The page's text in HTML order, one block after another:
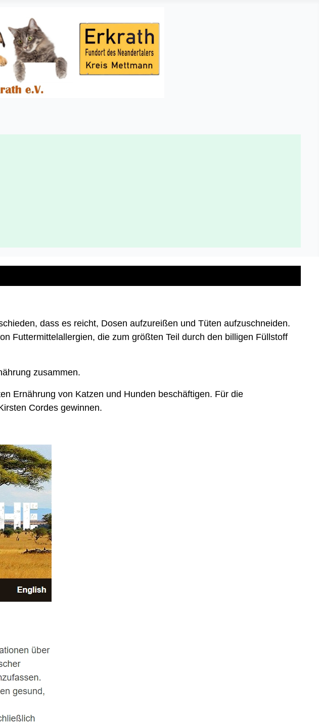
dass es reicht, Dosen aufzureißen und Tüten aufzuschneiden.
Futtermittelallergien, die zum größten Teil durch den billigen Füllstoff
zusammen.
Ernährung von Katzen und Hunden beschäftigen. Für die
Cordes gewinnen.